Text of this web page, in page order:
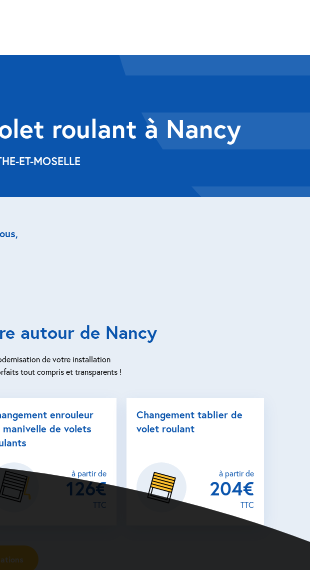
roulant à Nancy
ET-MOSELLE
autour de Nancy
de votre installation
tout compris et transparents !
enrouleur
manivelle de volets
à partir de
126€
TTC
Changement tablier de
volet roulant
à partir de
204€
TTC